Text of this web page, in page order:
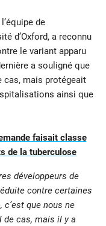
de
d’Oxford, a reconnu
le variant apparu
a souligné que
cas, mais protégeait
ainsi que
faisait classe
de la tuberculose
développeurs de
contre certaines
que nous ne
de cas, mais il y a